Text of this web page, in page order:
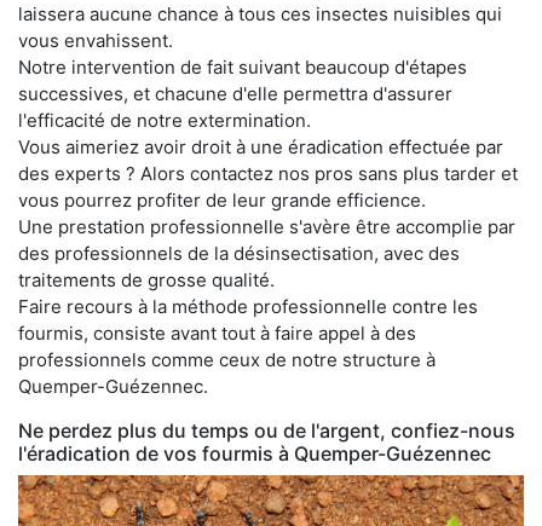
laissera aucune chance à tous ces insectes nuisibles qui
vous envahissent.
Notre intervention de fait suivant beaucoup d'étapes
successives, et chacune d'elle permettra d'assurer
l'efficacité de notre extermination.
Vous aimeriez avoir droit à une éradication effectuée par
des experts ? Alors contactez nos pros sans plus tarder et
vous pourrez profiter de leur grande efficience.
Une prestation professionnelle s'avère être accomplie par
des professionnels de la désinsectisation, avec des
traitements de grosse qualité.
Faire recours à la méthode professionnelle contre les
fourmis, consiste avant tout à faire appel à des
professionnels comme ceux de notre structure à
Quemper-Guézennec.
Ne perdez plus du temps ou de l'argent, confiez-nous
l'éradication de vos fourmis à Quemper-Guézennec